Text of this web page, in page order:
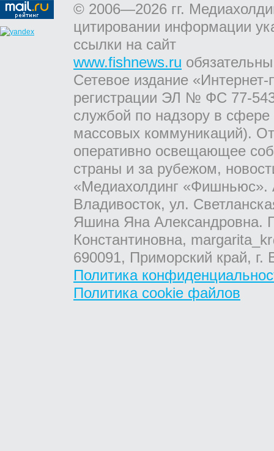
© 2006—2026 гг.
цитировании информации
ссылки на сайт
www.fishnews.ru
Сетевое издание
регистрации ЭЛ № ФС 77-
службой по надзору в
массовых коммуникаций).
оперативно освещающее
страны и за рубежом,
«Медиахолдинг «Фишньюс».
Владивосток, ул.
Яшина Яна Александровна.
Константиновна,
690091, Приморский край,
Политика
Политика cookie файлов